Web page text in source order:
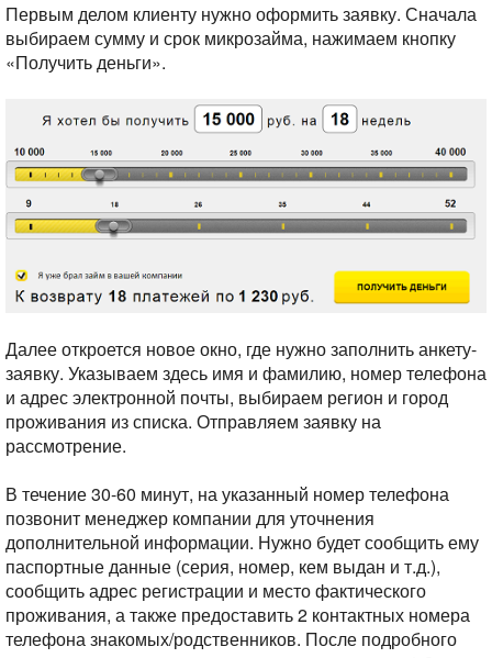
Первым делом клиенту нужно оформить заявку. Сначала
выбираем сумму и срок микрозайма, нажимаем кнопку
«Получить деньги».
Далее откроется новое окно, где нужно заполнить анкету-
заявку. Указываем здесь имя и фамилию, номер телефона
и адрес электронной почты, выбираем регион и город
проживания из списка. Отправляем заявку на
рассмотрение.
В течение 30-60 минут, на указанный номер телефона
позвонит менеджер компании для уточнения
дополнительной информации. Нужно будет сообщить ему
паспортные данные (серия, номер, кем выдан и т.д.),
сообщить адрес регистрации и место фактического
проживания, а также предоставить 2 контактных номера
телефона знакомых/родственников. После подробного